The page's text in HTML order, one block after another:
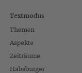
Textmodus
Themen
Aspekte
Zeiträume
Habsburger